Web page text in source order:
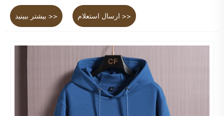
بیشتر ببینید >> ارسال استعلام >>